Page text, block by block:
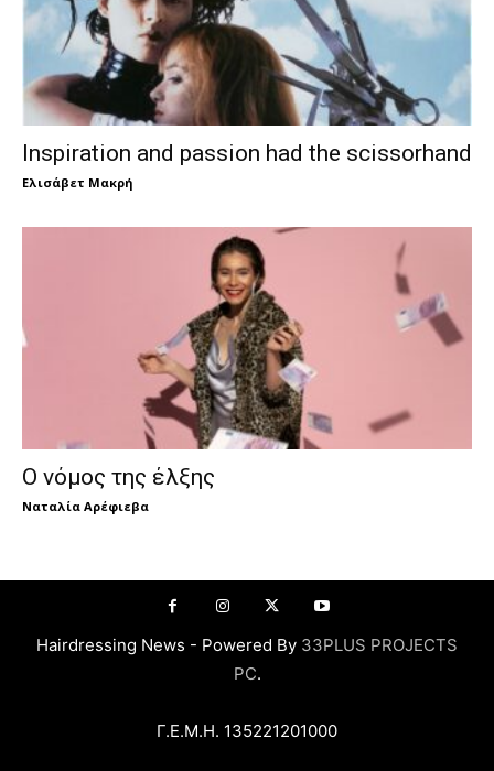
Inspiration and passion had the scissorhand
Ελισάβετ Μακρή
Ο νόμος της έλξης
Ναταλία Αρέφιεβα
Hairdressing News - Powered By 33PLUS PROJECTS
PC.
Γ.Ε.Μ.Η. 135221201000